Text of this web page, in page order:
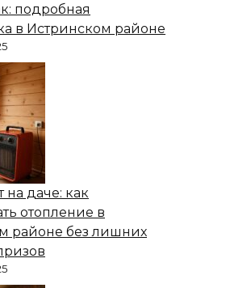
подробная
в Истринском районе
на даче: как
отопление в
районе без лишних